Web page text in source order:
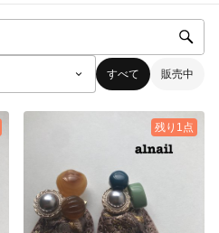
すべて 販売中
残り1点